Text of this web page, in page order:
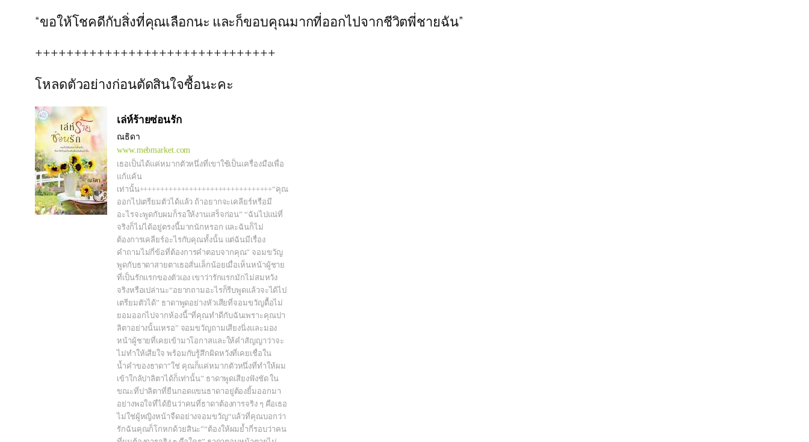
“ขอให้โชคดีกับสิ่งที่คุณเลือกนะ และก็ขอบคุณมากที่ออกไปจากชีวิตพี่ชายฉัน”
+++++++++++++++++++++++++++++++
โหลดตัวอย่างก่อนตัดสินใจซื้อนะคะ
เล่ห์ร้ายซ่อนรัก
ณธิดา
www.mebmarket.com
เธอเป็นได้แค่หมากตัวหนึ่งที่เขาใช้เป็นเครื่องมือเพื่อ
แก้แค้น
เท่านั้น++++++++++++++++++++++++++++++++“คุณ
ออกไปเตรียมตัวได้แล้ว ถ้าอยากจะเคลียร์หรือมี
อะไรจะพูดกับผมก็รอให้งานเสร็จก่อน” “ฉันไปแน่ที่
จริงก็ไม่ได้อยู่ตรงนี้มากนักหรอก และฉันก็ไม่
ต้องการเคลียร์อะไรกับคุณทั้งนั้น แต่ฉันมีเรื่อง
คำถามไม่กี่ข้อที่ต้องการคำตอบจากคุณ” จอมขวัญ
พูดกับธาดาสายตาเธอสั่นเล็กน้อยเมื่อเห็นหน้าผู้ชาย
ที่เป็นรักแรกของตัวเอง เขาว่ารักแรกมักไม่สมหวัง
จริงหรือเปล่านะ“อยากถามอะไรก็รีบพูดแล้วจะได้ไป
เตรียมตัวได้” ธาดาพูดอย่างหัวเสียที่จอมขวัญดื้อไม่
ยอมออกไปจากห้องนี้“ที่คุณทำดีกับฉันเพราะคุณปา
ลิตาอย่างนั้นเหรอ” จอมขวัญถามเสียงนิ่งและมอง
หน้าผู้ชายที่เคยเข้ามาโอกาสและให้คำสัญญาว่าจะ
ไม่ทำให้เสียใจ พร้อมกับรู้สึกผิดหวังที่เคยเชื่อใน
น้ำคำของธาดา“ใช่ คุณก็แค่หมากตัวหนึ่งที่ทำให้ผม
เข้าใกล้ปาลิตาได้ก็เท่านั้น” ธาดาพูดเสียงฟังชัด ใน
ขณะที่ปาลิตาที่ยืนกอดแขนธาดาอยู่ต้องยิ้มออกมา
อย่างพอใจที่ได้ยินว่าคนที่ธาดาต้องการจริง ๆ คือเธอ
ไม่ใช่ผู้หญิงหน้าจืดอย่างจอมขวัญ“แล้วที่คุณบอกว่า
รักฉันคุณก็โกหกด้วยสินะ”“ต้องให้ผมย้ำกี่รอบว่าคน